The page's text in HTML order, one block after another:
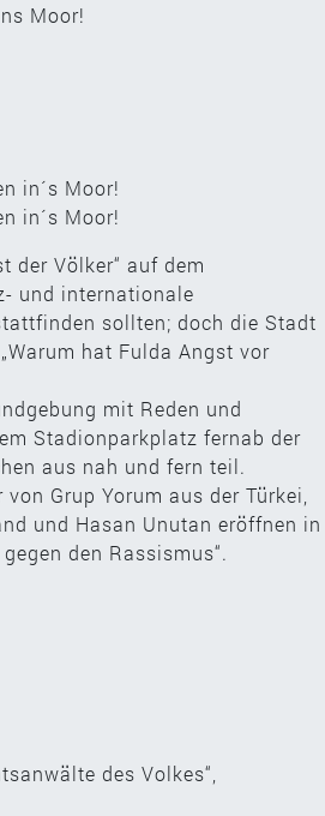
Moor!
in´s Moor!
in´s Moor!
der Völker“ auf dem
und internationale
sollten; doch die Stadt
hat Fulda Angst vor
mit Reden und
Stadionparkplatz fernab der
aus nah und fern teil.
Grup Yorum aus der Türkei,
und Hasan Unutan eröffnen in
den Rassismus“.
des Volkes“,